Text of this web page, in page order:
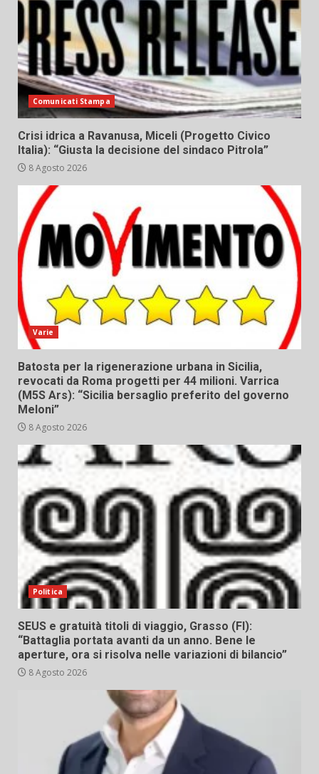
Comunicati Stampa
Crisi idrica a Ravanusa, Miceli (Progetto Civico
Italia): “Giusta la decisione del sindaco Pitrola”
8 Agosto 2026
Varie
Batosta per la rigenerazione urbana in Sicilia,
revocati da Roma progetti per 44 milioni. Varrica
(M5S Ars): “Sicilia bersaglio preferito del governo
Meloni”
8 Agosto 2026
Politica
SEUS e gratuità titoli di viaggio, Grasso (FI):
“Battaglia portata avanti da un anno. Bene le
aperture, ora si risolva nelle variazioni di bilancio”
8 Agosto 2026